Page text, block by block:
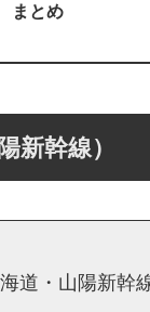
まとめ
新幹線）
道・山陽新幹